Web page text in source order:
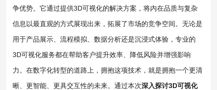
争优势。它通过提供3D可视化的解决方案，将内在品质与复杂
信息以最直观的方式展现出来，拓展了市场的竞争空间。无论是
用于产品展示、流程模拟、数据分析还是沉浸式体验，专业的
3D可视化服务都在帮助客户提升效率、降低风险并增强影响
力。在数字化转型的道路上，拥抱这项技术，就是拥抱一个更清
晰、更智能、更具交互性的未来。通过本次深入探讨3D可视化